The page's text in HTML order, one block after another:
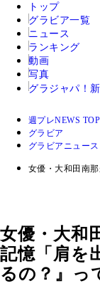
トップ
グラビア一覧
ニュース
ランキング
動画
写真
グラジャパ！
週プレNEWS TOP
グラビア
グラビアニュース
女優・大和田南
女優・大和
記憶「肩を
るの？』っ